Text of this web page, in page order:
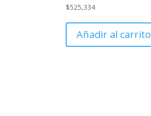
$525,334
Añadir al carrito